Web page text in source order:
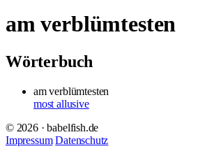
am verblümtesten
Wörterbuch
am verblümtesten
most allusive
© 2026 · babelfish.de
Impressum Datenschutz